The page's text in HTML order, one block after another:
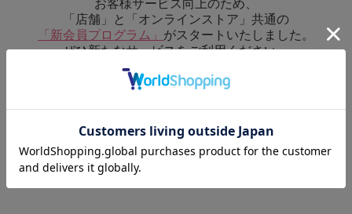
お客様サービス向上のため、
「店舗」と「オンラインストア」共通の
「新会員プログラム」 がスタートいたしました。
ぜひ新たなサービスをご利用ください。
◆現行会員様へのお願い◆
新会員プログラムを開始するにあたり、
現行会員のみなさまは下記事項をお読みいただき
本会員登録をお願いいたします。